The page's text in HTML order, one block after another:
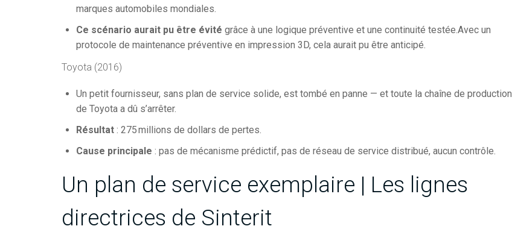
marques automobiles mondiales.
Ce scénario aurait pu être évité grâce à une logique préventive et une continuité testée.Avec un
protocole de maintenance préventive en impression 3D, cela aurait pu être anticipé.
Toyota (2016)
Un petit fournisseur, sans plan de service solide, est tombé en panne — et toute la chaîne de production
de Toyota a dû s’arrêter.
Résultat : 275 millions de dollars de pertes.
Cause principale : pas de mécanisme prédictif, pas de réseau de service distribué, aucun contrôle.
Un plan de service exemplaire | Les lignes
directrices de Sinterit